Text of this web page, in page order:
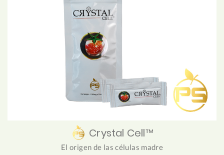
Crystal Cell™
El origen de las células madre